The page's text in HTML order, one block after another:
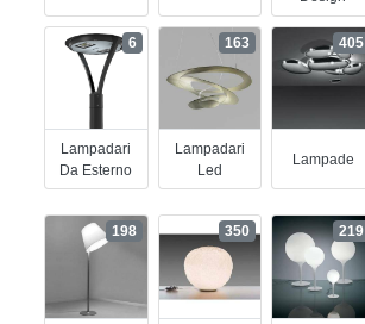
Lampadari
Da Esterno
6
Lampadari
Led
163
Lampade
405
198 350 219